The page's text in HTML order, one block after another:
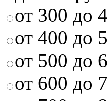
от 300 до
от 400 до
от 500 до
от 600 до